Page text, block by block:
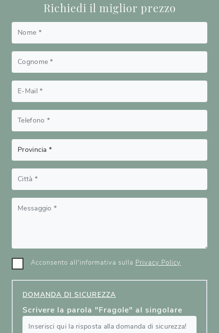
Richiedi il miglior prezzo
Acconsento all'informativa sulla Privacy Policy
DOMANDA DI SICUREZZA
Scrivere la parola "Fragole" al singolare